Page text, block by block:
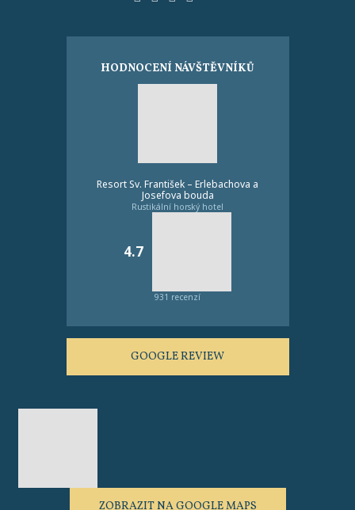
HODNOCENÍ NÁVŠTĚVNÍKŮ
Resort Sv. František – Erlebachova a
Josefova bouda
Rustikální horský hotel
4.7
931 recenzí
GOOGLE REVIEW
ZOBRAZIT NA GOOGLE MAPS